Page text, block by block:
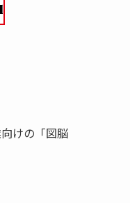
けの「図脳